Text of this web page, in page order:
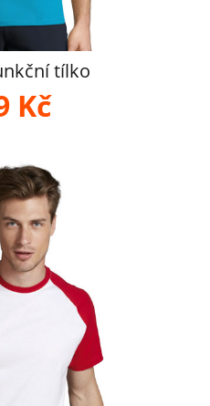
tílko
Kč